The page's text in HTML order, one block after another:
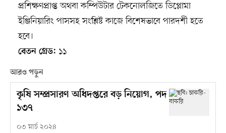
প্রশিক্ষণপ্রাপ্ত অথবা কম্পিউটার টেকনোলজিতে ডিপ্লোমা
ইঞ্জিনিয়ারিং পাসসহ সংশ্লিষ্ট কাজে বিশেষভাবে পারদর্শী হতে
হবে।
বেতন গ্রেড: ১১
আরও পড়ুন
কৃষি সম্প্রসারণ অধিদপ্তরে বড় নিয়োগ, পদ
১৩৭
০৩ মার্চ ২০২৪